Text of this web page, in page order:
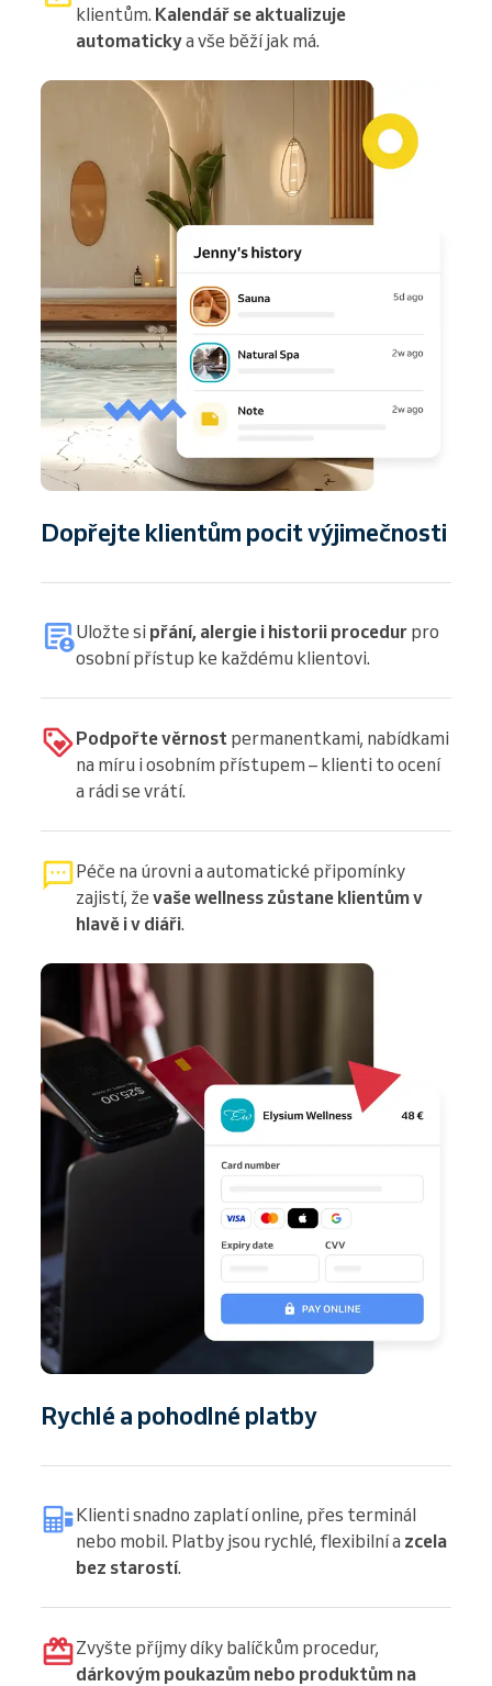
klientům. Kalendář se aktualizuje
automatickya vše běží jak má.
Dopřejte klientům pocit výjimečnosti
Uložte si přání, alergie i historii procedur pro
osobní přístup ke každému klientovi.
Podpořte věrnost permanentkami, nabídkami
na míru i osobním přístupem – klienti to ocení
a rádi se vrátí.
Péče na úrovni a automatické připomínky
zajistí, že vaše wellness zůstane klientům v
hlavě i v diáři.
Rychlé a pohodlné platby
Klienti snadno zaplatí online, přes terminál
nebo mobil. Platby jsou rychlé, flexibilní a zcela
bez starostí.
Zvyšte příjmy díky balíčkům procedur,
dárkovým poukazům nebo produktům na